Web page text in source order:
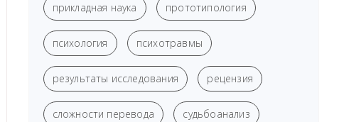
прикладная наука прототипология
психология психотравмы
результаты исследования рецензия
сложности перевода судьбоанализ